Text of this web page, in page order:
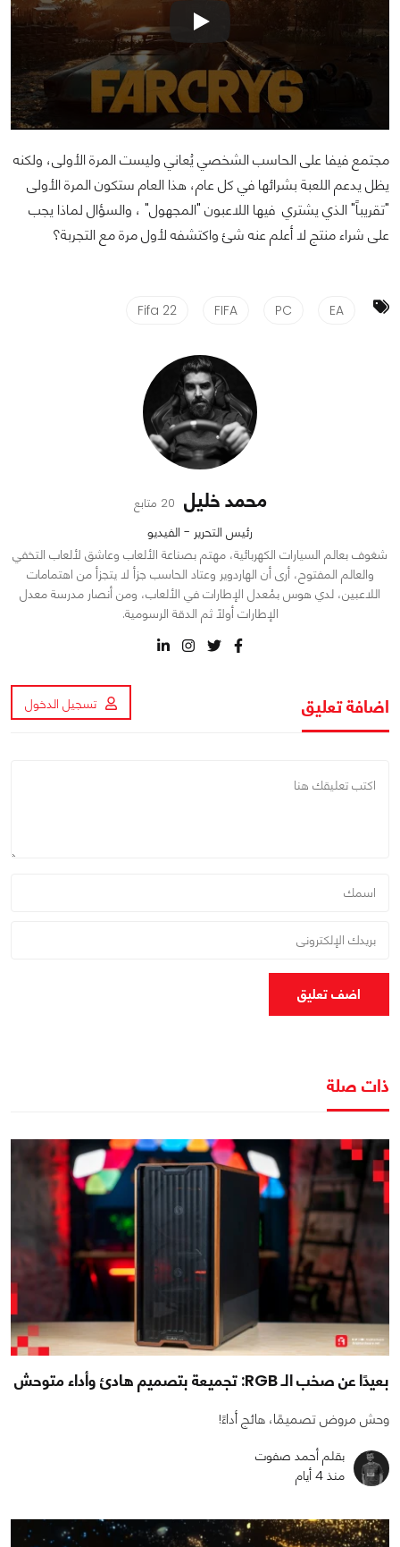
مجتمع فيفا على الحاسب الشخصي يُعاني وليست المرة الأولى، ولكنه
يظل يدعم اللعبة بشرائها في كل عام، هذا العام ستكون المرة الأولى
"تقريباً" الذي يشتري فيها اللاعبون "المجهول" ، والسؤال لماذا يجب
على شراء منتج لا أعلم عنه شئ واكتشفه لأول مرة مع التجربة؟
EA
PC
FIFA
Fifa 22
محمد خليل 20 متابع
رئيس التحرير - الفيديو
شغوف بعالم السيارات الكهربائية، مهتم بصناعة الألعاب وعاشق لألعاب التخفي
والعالم المفتوح، أرى أن الهاردوير وعتاد الحاسب جزأ لا يتجزأ من اهتمامات
اللاعبين، لدي هوس بمُعدل الإطارات في الألعاب، ومن أنصار مدرسة معدل
الإطارات أولاً ثم الدقة الرسومية.
اضافة تعليق تسجيل الدخول
اضف تعليق
ذات صلة
بعيدًا عن صخب الـ RGB: تجميعة بتصميم هادئ وأداء متوحش
وحش مروض تصميمًا، هائج أداءً!
بقلم أحمد صفوت
منذ 4 أيام